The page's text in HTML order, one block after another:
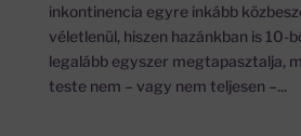
inkontinencia egyre inkább
véletlenül, hiszen hazánkban is 10-
legalább egyszer megtapasztalja,
teste nem – vagy nem teljesen –...